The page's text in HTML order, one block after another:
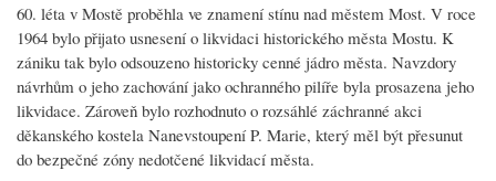
60. léta v Mostě proběhla ve znamení stínu nad městem Most. V roce
1964 bylo přijato usnesení o likvidaci historického města Mostu. K
zániku tak bylo odsouzeno historicky cenné jádro města. Navzdory
návrhům o jeho zachování jako ochranného pilíře byla prosazena jeho
likvidace. Zároveň bylo rozhodnuto o rozsáhlé záchranné akci
děkanského kostela Nanevstoupení P. Marie, který měl být přesunut
do bezpečné zóny nedotčené likvidací města.